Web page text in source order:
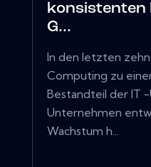
konsistenten
G...
In den letzten zehn
Computing zu
Bestandteil der IT
Unternehmen
Wachstum h...